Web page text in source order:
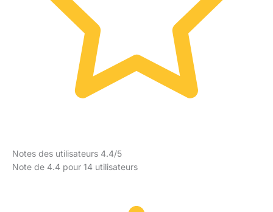
Notes des utilisateurs 4.4/5
Note de 4.4 pour 14 utilisateurs